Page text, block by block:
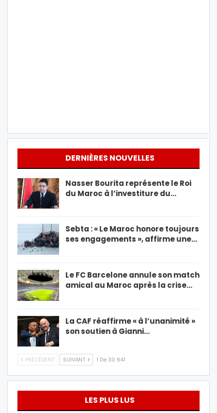
DERNIÈRES NOUVELLES
Nasser Bourita représente le Roi
du Maroc à l’investiture du…
Sebta : « Le Maroc honore toujours
ses engagements », affirme une…
Le FC Barcelone annule son match
amical au Maroc après la crise…
La CAF réaffirme « à l’unanimité »
son soutien à Gianni…
PRÉCÉDENT SUIVANT 1 De 30 841
LES PLUS LUS